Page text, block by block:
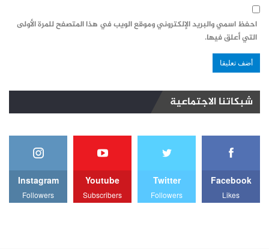
احفظ اسمي والبريد الإلكتروني وموقع الويب في هذا المتصفح للمرة الأولى
التي أعلق فيها.
شبكاتنا الاجتماعية
Facebook
Likes
Twitter
Followers
Youtube
Subscribers
Instagram
Followers